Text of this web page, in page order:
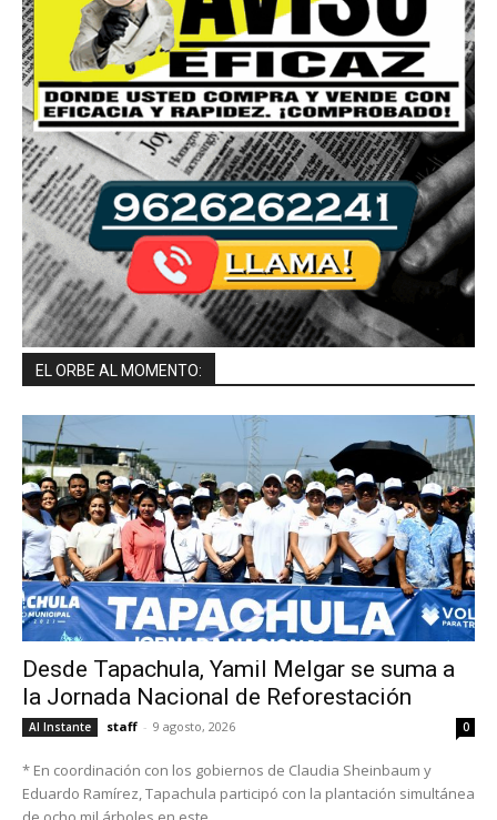
EL ORBE AL MOMENTO:
Desde Tapachula, Yamil Melgar se suma a
la Jornada Nacional de Reforestación
Al Instante staff - 9 agosto, 2026 0
* En coordinación con los gobiernos de Claudia Sheinbaum y
Eduardo Ramírez, Tapachula participó con la plantación simultánea